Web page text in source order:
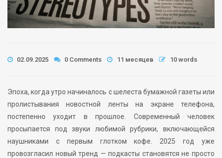
02.09.2025 0 Comments 11 месяцев 10 words
Эпоха, когда утро начиналось с шелеста бумажной газеты или
пролистывания новостной ленты на экране телефона,
постепенно уходит в прошлое. Современный человек
просыпается под звуки любимой рубрики, включающейся
наушниками с первым глотком кофе. 2025 год уже
провозгласил новый тренд — подкасты становятся не просто